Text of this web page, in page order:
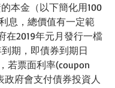
本金（以下簡化用100
息，總價值有一定範
在2019年元月發行一檔
期，即債券到期日
若票面利率(coupon
政府會支付債券投資人